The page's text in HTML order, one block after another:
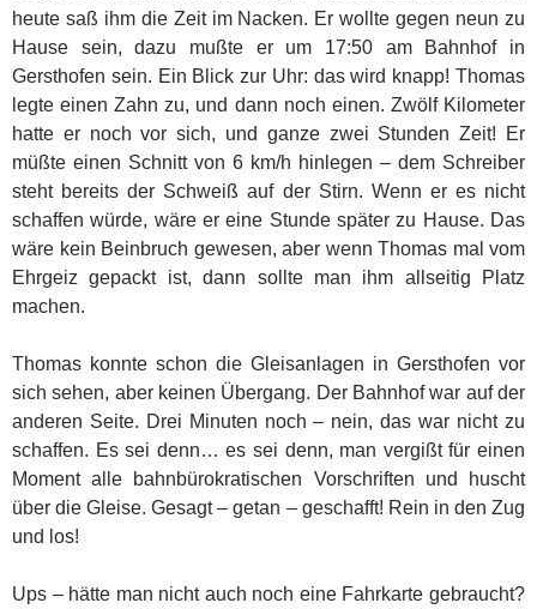
heute saß ihm die Zeit im Nacken. Er wollte gegen neun zu
Hause sein, dazu mußte er um 17:50 am Bahnhof in
Gersthofen sein. Ein Blick zur Uhr: das wird knapp! Thomas
legte einen Zahn zu, und dann noch einen. Zwölf Kilometer
hatte er noch vor sich, und ganze zwei Stunden Zeit! Er
müßte einen Schnitt von 6 km/h hinlegen – dem Schreiber
steht bereits der Schweiß auf der Stirn. Wenn er es nicht
schaffen würde, wäre er eine Stunde später zu Hause. Das
wäre kein Beinbruch gewesen, aber wenn Thomas mal vom
Ehrgeiz gepackt ist, dann sollte man ihm allseitig Platz
machen.
Thomas konnte schon die Gleisanlagen in Gersthofen vor
sich sehen, aber keinen Übergang. Der Bahnhof war auf der
anderen Seite. Drei Minuten noch – nein, das war nicht zu
schaffen. Es sei denn… es sei denn, man vergißt für einen
Moment alle bahnbürokratischen Vorschriften und huscht
über die Gleise. Gesagt – getan – geschafft! Rein in den Zug
und los!
Ups – hätte man nicht auch noch eine Fahrkarte gebraucht?